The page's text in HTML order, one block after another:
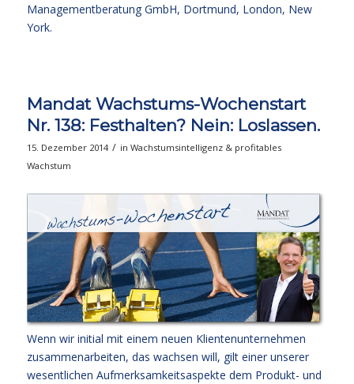
Managementberatung GmbH, Dortmund, London, New
York.
Mandat Wachstums-Wochenstart
Nr. 138: Festhalten? Nein: Loslassen.
15. Dezember 2014 / in Wachstumsintelligenz & profitables
Wachstum
Wenn wir initial mit einem neuen Klientenunternehmen
zusammenarbeiten, das wachsen will, gilt einer unserer
wesentlichen Aufmerksamkeitsaspekte dem Produkt- und